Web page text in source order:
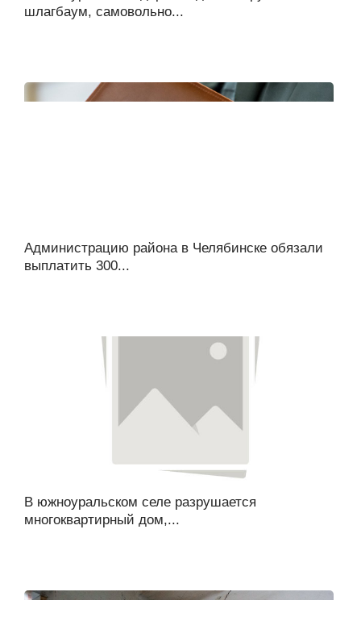
шлагбаум, самовольно...
Администрацию района в Челябинске обязали
выплатить 300...
В южноуральском селе разрушается
многоквартирный дом,...